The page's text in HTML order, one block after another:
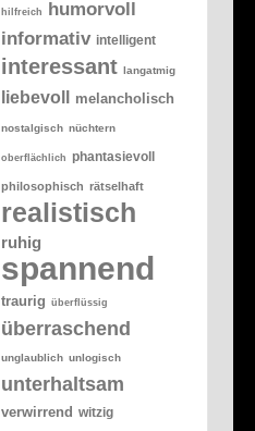
hilfreich
humorvoll
informativ intelligent
interessant langatmig
liebevoll melancholisch
nostalgisch nüchtern
oberflächlich phantasievoll
philosophisch rätselhaft
realistisch
ruhig
spannend
traurig überflüssig
überraschend
unglaublich unlogisch
unterhaltsam
verwirrend witzig